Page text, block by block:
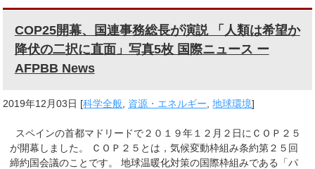
COP25開幕、国連事務総長が演説 「人類は希望か
降伏の二択に直面」写真5枚 国際ニュース ー
AFPBB News
2019年12月03日 [科学全般 資源・エネルギー ,地球環境]
スペインの首都マドリードで２０１９年１２月２日にＣＯＰ２５
が開幕しました。 ＣＯＰ２５とは，気候変動枠組み条約第２５回
締約国会議のことです。 地球温暖化対策の国際枠組みである「パ